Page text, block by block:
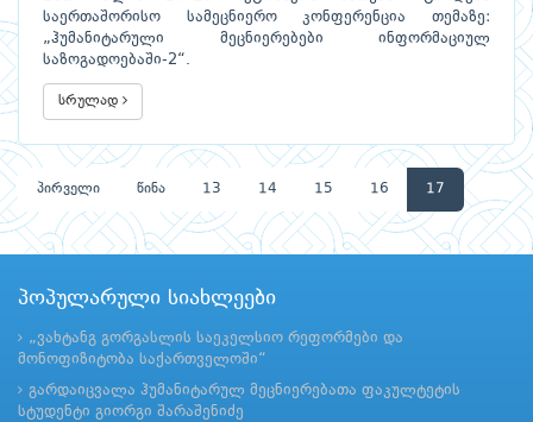
საერთაშორისო სამეცნიერო კონფერენცია თემაზე:
„ჰუმანიტარული მეცნიერებები ინფორმაციულ
საზოგადოებაში-2“.
სრულად
პირველი წინა 13 14 15 16 17
პოპულარული სიახლეები
„ვახტანგ გორგასლის საეკელსიო რეფორმები და
მონოფიზიტობა საქართველოში“
გარდაიცვალა ჰუმანიტარულ მეცნიერებათა ფაკულტეტის
სტუდენტი გიორგი შარაშენიძე